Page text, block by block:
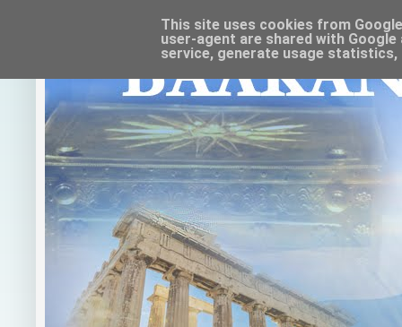
This site uses cookies from
user-agent are shared with
service, generate usage statistics,